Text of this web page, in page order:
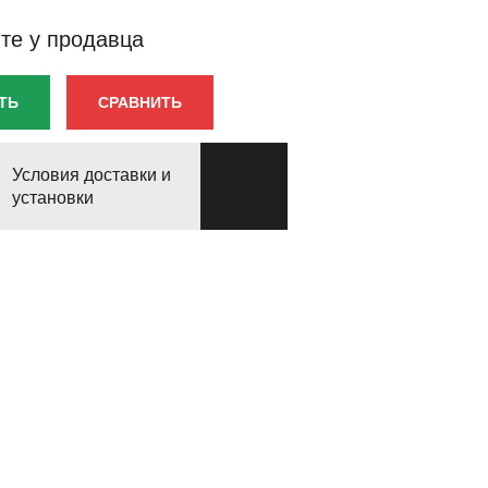
у продавца
СРАВНИТЬ
Условия доставки и
установки